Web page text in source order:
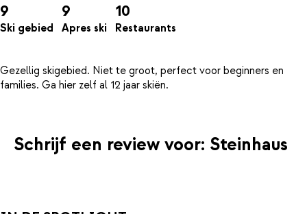
9
Ski gebied
9
Apres ski
10
Restaurants
Gezellig skigebied. Niet te groot, perfect voor beginners en
Schrijf een review voor: Steinhaus